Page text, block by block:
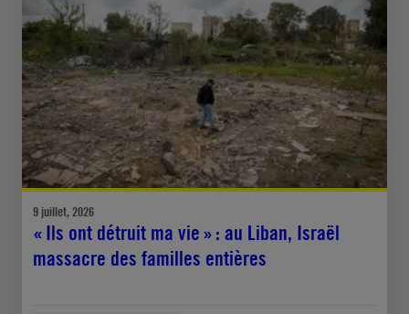
9 juillet, 2026
« Ils ont détruit ma vie » : au Liban, Israël
massacre des familles entières